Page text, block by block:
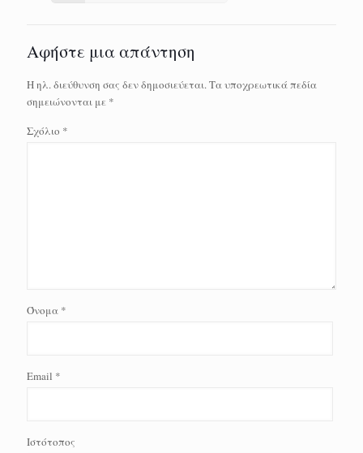
Αφήστε μια απάντηση
Η ηλ. διεύθυνση σας δεν δημοσιεύεται. Τα υποχρεωτικά πεδία
σημειώνονται με *
Σχόλιο *
Όνομα *
Email *
Ιστότοπος